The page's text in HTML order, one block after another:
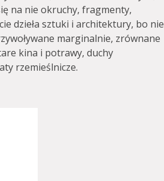
na nie okruchy, fragmenty,
dzieła sztuki i architektury, bo nie
marginalnie, zrównane
kina i potrawy, duchy
rzemieślnicze.